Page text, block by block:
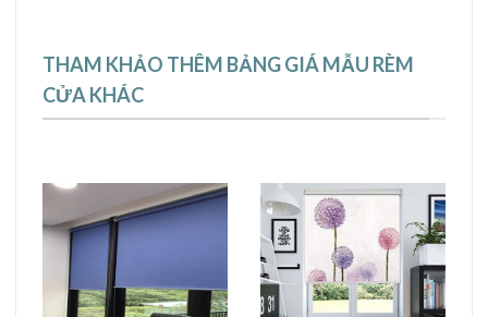
THAM KHẢO THÊM BẢNG GIÁ MẪU RÈM
CỬA KHÁC